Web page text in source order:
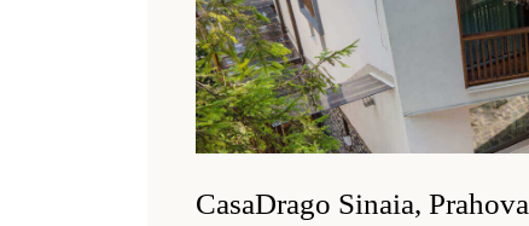
CasaDrago Sinaia, Prahova